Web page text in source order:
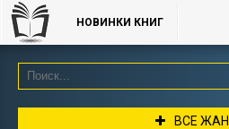
НОВИНКИ КНИГ
ВСЕ